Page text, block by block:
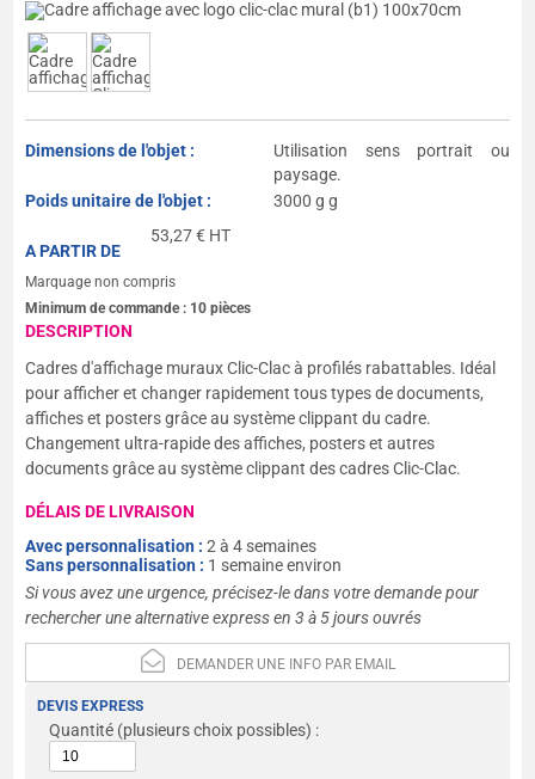
Dimensions de l'objet :
Utilisation sens portrait ou
paysage.
Poids unitaire de l'objet :
3000 g g
53,27€ HT
A PARTIR DE
Marquage non compris
Minimum de commande : 10 pièces
DESCRIPTION
Cadres d'affichage muraux Clic-Clac à profilés rabattables. Idéal
pour afficher et changer rapidement tous types de documents,
affiches et posters grâce au système clippant du cadre.
Changement ultra-rapide des affiches, posters et autres
documents grâce au système clippant des cadres Clic-Clac.
DÉLAIS DE LIVRAISON
Avec personnalisation :2 à 4 semaines
Sans personnalisation : 1 semaine environ
Si vous avez une urgence, précisez-le dans votre demande pour
rechercher une alternative express en 3 à 5 jours ouvrés
DEMANDER UNE INFO PAR EMAIL
DEVIS EXPRESS
Quantité (plusieurs choix possibles) :